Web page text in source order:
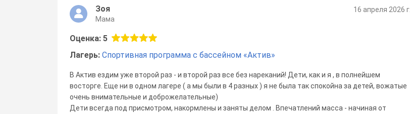
16 апреля 2026 г.
Зоя
Мама
Оценка: 5
Лагерь: Спортивная программа с бассейном «Актив»
В Актив ездим уже второй раз - и второй раз все без нареканий! Дети, как и я , в полнейшем
восторге. Еще ни в одном лагере ( а мы были в 4 разных ) я не была так спокойна за детей, вожатые
очень внимательные и доброжелательные)
Дети всегда под присмотром, накормлены и заняты делом . Впечатлений масса - начиная от